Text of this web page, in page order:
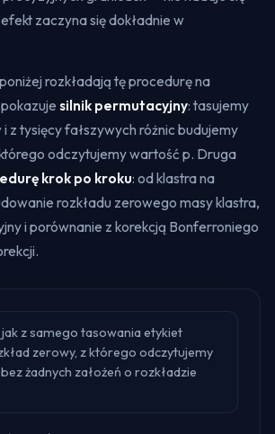
zaczyna się dokładnie w
rozkładają tę procedurę na
silnik permutacyjny: tasujemy
z tysięcy fałszywych różnic budujemy
odczytujemy wartość p. Druga
krok po kroku: od klastra na
rozkładu zerowego masy klastra,
i porównanie z korekcją Bonferroniego
z samego tasowania etykiet
zerowy, z którego odczytujemy
żadnych założeń o rozkładzie